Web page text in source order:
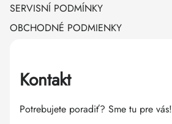
SERVISNÍ PODMÍNKY
OBCHODNÉ PODMIENKY
Kontakt
Potrebujete poradiť? Sme tu pre vás!